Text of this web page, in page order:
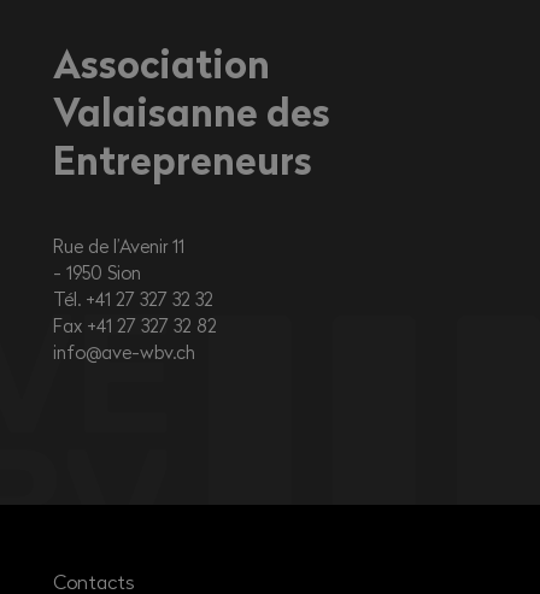
Association
Valaisanne des
Entrepreneurs
Rue de l’Avenir 11
1950 Sion
Tél. +41 27 327 32 32
Fax +41 27 327 32 82
info@ave-wbv.ch
Contacts